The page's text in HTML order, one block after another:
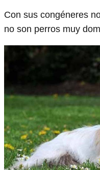
Con sus congéneres
no son perros muy